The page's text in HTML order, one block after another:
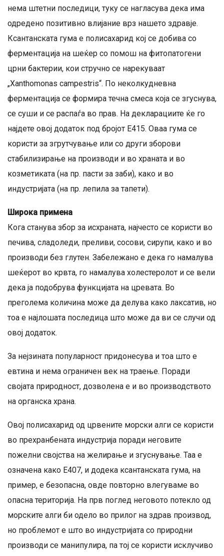
нема штетни последици, туку се нагласува дека има
одредено позитивно влијание врз нашето здравје.
Ксантанската гума е полисахарид кој се добива со
ферментација на шеќер со помош на фитопатогени
црни бактерии, кои стручно се нарекуваат
„Xanthomonas campestris“. По неколкудневна
ферментација се формира течна смеса која се згуснува,
се суши и се распаѓа во прав. На декларациите ќе го
најдете овој додаток под бројот Е415. Оваа гума се
користи за згрутчување или со други зборови
стабилизирање на производи и во храната и во
козметиката (на пр. пасти за заби), како и во
индустријата (на пр. лепила за тапети).
Широка примена
Кога станува збор за исхраната, најчесто се користи во
печива, сладоледи, преливи, сосови, сирупи, како и во
производи без глутен. Забележано е дека го намалува
шеќерот во крвта, го намалува холестеролот и се вели
дека ја подобрува функцијата на цревата. Во
преголема количина може да делува како лаксатив, но
тоа е најлошата последица што може да ви се случи од
овој додаток.
За нејзината популарност придонесува и тоа што е
евтина и нема ограничен век на траење. Поради
својата природност, дозволена е и во производството
на органска храна.
Овој полисахарид од црвените морски алги се користи
во прехранбената индустрија поради неговите
пожелни својства на желирање и згуснување. Таа е
означена како E407, и додека ксантанската гума, на
пример, е безопасна, овде повторно влегуваме во
опасна територија. На прв поглед неговото потекло од
морските алги би одело во прилог на здрав производ,
но проблемот е што во индустријата со природни
производи се манипулира, па тој се користи исклучиво